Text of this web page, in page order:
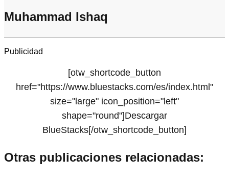
Muhammad Ishaq
Publicidad
[otw_shortcode_button
href="https://www.bluestacks.com/es/index.html"
size="large" icon_position="left"
shape="round"]Descargar
BlueStacks[/otw_shortcode_button]
Otras publicaciones relacionadas: